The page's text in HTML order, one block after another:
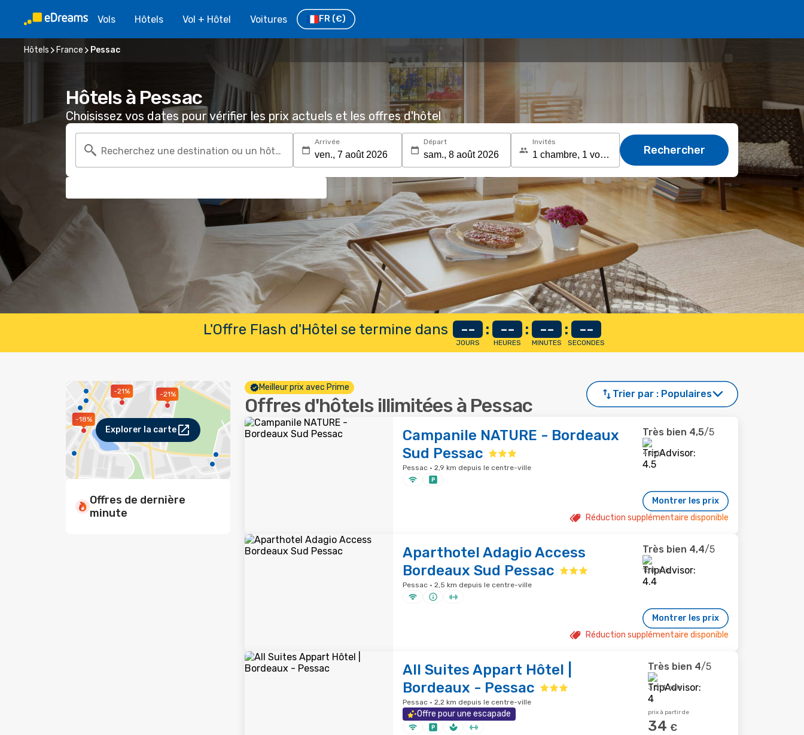
Vols Hôtels Vol + Hôtel Voitures FR (€)
Hôtels France Pessac
Hôtels à Pessac
Choisissez vos dates pour vérifier les prix actuels et les offres d'hôtel
Recherchez une destination ou un hôtel
Arrivée Départ Invités
Rechercher
L'Offre Flash d'Hôtel se termine dans --
JOURS
: --
HEURES
: --
MINUTES
: --
SECONDES
-21%
-21%
-18%
Explorer la carte
Offres de dernière
minute
Meilleur prix avec Prime
Offres d'hôtels illimitées à Pessac
Trier par : Populaires
Campanile NATURE - Bordeaux
Sud Pessac
Pessac · 2,9 km depuis le centre-ville
Très bien 4,5/5
4 avis
Montrer les prix
Réduction supplémentaire disponible
Aparthotel Adagio Access
Bordeaux Sud Pessac
Pessac · 2,5 km depuis le centre-ville
Très bien 4,4/5
158 avis
Montrer les prix
Réduction supplémentaire disponible
All Suites Appart Hôtel |
Bordeaux - Pessac
Pessac · 2,2 km depuis le centre-ville
Offre pour une escapade
Très bien 4/5
3 314 avis
prix à partir de
34 €